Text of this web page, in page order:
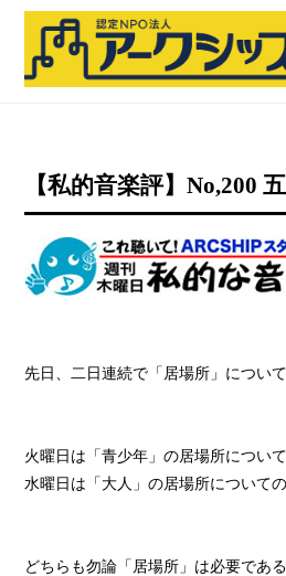
【私的音楽評】No,200
先日、二日連続で「居場所」につい
火曜日は「青少年」の居場所について
水曜日は「大人」の居場所についての
どちらも勿論「居場所」は必要である